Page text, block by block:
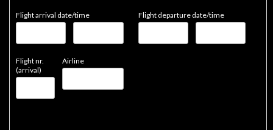
Flight arrival date/time
Flight nr.
(arrival)
Airline
Flight departure date/time